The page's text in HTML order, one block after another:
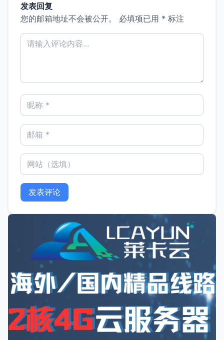
发表回复
您的邮箱地址不会被公开。
必填项已用 * 标注